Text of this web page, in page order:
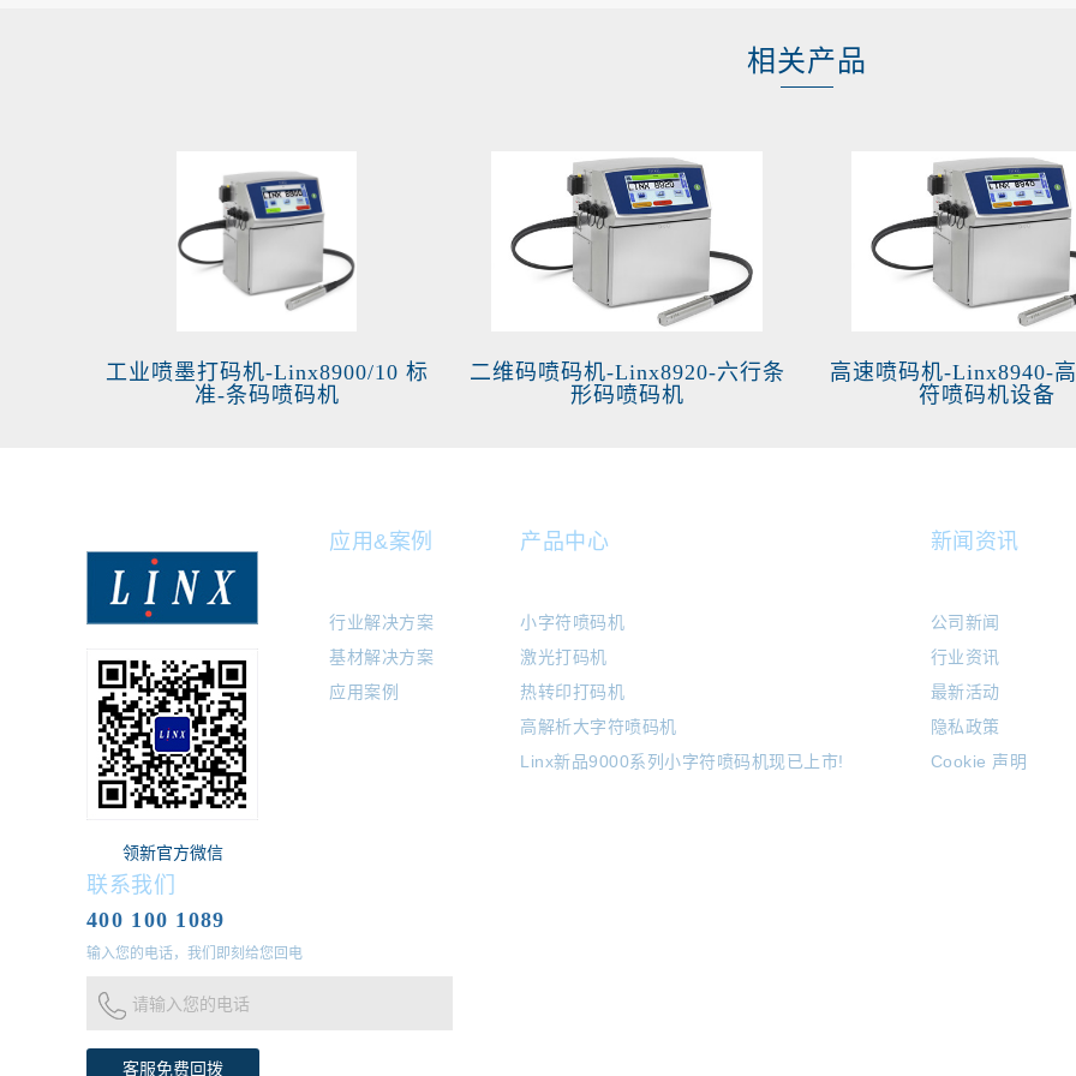
相关产品
工业喷墨打码机-Linx8900/10 标
准-条码喷码机
二维码喷码机-Linx8920-六行条
形码喷码机
高速喷码机-Linx8940-
符喷码机设备
领新官方微信
应用&案例
行业解决方案
基材解决方案
应用案例
产品中心
小字符喷码机
激光打码机
热转印打码机
高解析大字符喷码机
Linx新品9000系列小字符喷码机现已上市!
新闻资讯
公司新闻
行业资讯
最新活动
隐私政策
Cookie 声明
联系我们
400 100 1089
输入您的电话，我们即刻给您回电
请输入您的电话